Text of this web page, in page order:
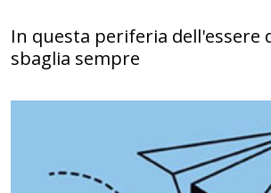
In questa periferia dell'essere
sbaglia sempre